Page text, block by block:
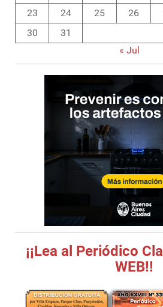
23
24 25 26
30
31
« Jul
¡¡Lea al Periódico
WEB!!